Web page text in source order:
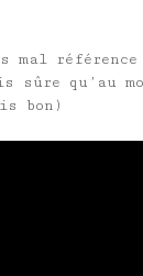
mal
qu’au
bon)